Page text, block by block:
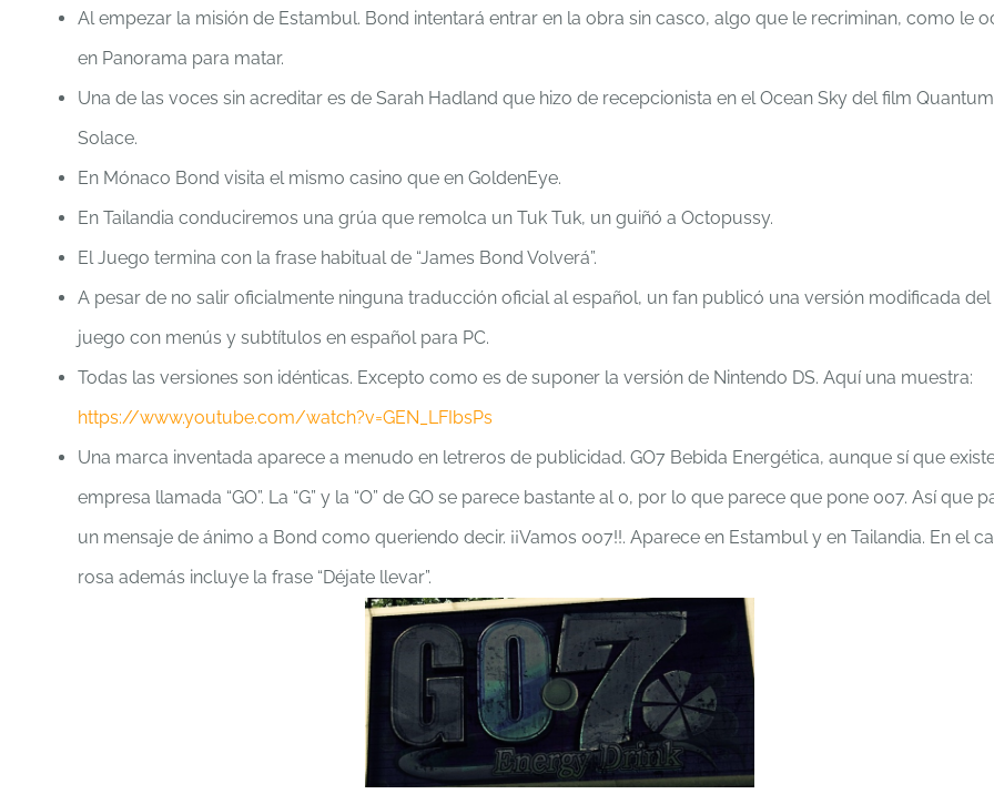
Al empezar la misión de Estambul. Bond intentará entrar en la obra sin casco, algo que le recriminan, como le
en Panorama para matar.
Una de las voces sin acreditar es de Sarah Hadland que hizo de recepcionista en el Ocean Sky del film
Solace.
En Mónaco Bond visita el mismo casino que en GoldenEye.
En Tailandia conduciremos una grúa que remolca un Tuk Tuk, un guiñó a Octopussy.
El Juego termina con la frase habitual de “James Bond Volverá”.
A pesar de no salir oficialmente ninguna traducción oficial al español, un fan publicó una versión modificada del
juego con menús y subtítulos en español para PC.
Todas las versiones son idénticas. Excepto como es de suponer la versión de Nintendo DS. Aquí una muestra:
https://www.youtube.com/watch?v=GEN_LFIbsPs
Una marca inventada aparece a menudo en letreros de publicidad. GO7 Bebida Energética, aunque sí que
empresa llamada “GO”. La “G” y la “O” de GO se parece bastante al 0, por lo que parece que pone 007. Así que
un mensaje de ánimo a Bond como queriendo decir. ¡¡Vamos 007!!. Aparece en Estambul y en Tailandia. En el
rosa además incluye la frase “Déjate llevar”.